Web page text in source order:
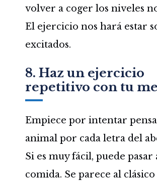
volver a coger los niveles
El ejercicio nos hará estar
excitados.
8. Haz un ejercicio
repetitivo con tu
Empiece por intentar
animal por cada letra del
Si es muy fácil, puede pasar
comida. Se parece al